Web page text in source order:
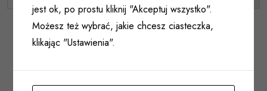
ZAMKI
jest ok, po prostu kliknij "Akceptuj wszystko".
Możesz też wybrać, jakie chcesz ciasteczka,
klikając "Ustawienia".